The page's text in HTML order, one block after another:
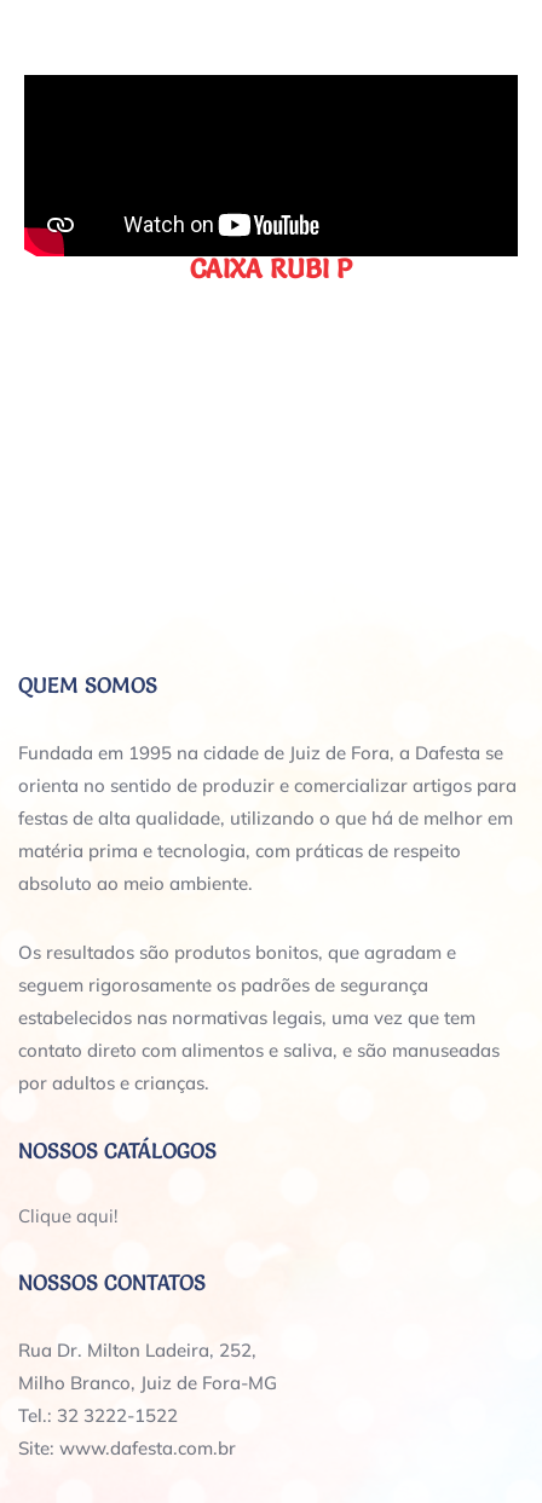
CAIXA RUBI P
QUEM SOMOS
Fundada em 1995 na cidade de Juiz de Fora, a Dafesta se
orienta no sentido de produzir e comercializar artigos para
festas de alta qualidade, utilizando o que há de melhor em
matéria prima e tecnologia, com práticas de respeito
absoluto ao meio ambiente.
Os resultados são produtos bonitos, que agradam e
seguem rigorosamente os padrões de segurança
estabelecidos nas normativas legais, uma vez que tem
contato direto com alimentos e saliva, e são manuseadas
por adultos e crianças.
NOSSOS CATÁLOGOS
Clique aqui!
NOSSOS CONTATOS
Rua Dr. Milton Ladeira, 252,
Milho Branco, Juiz de Fora-MG
Tel.: 32 3222-1522
Site: www.dafesta.com.br